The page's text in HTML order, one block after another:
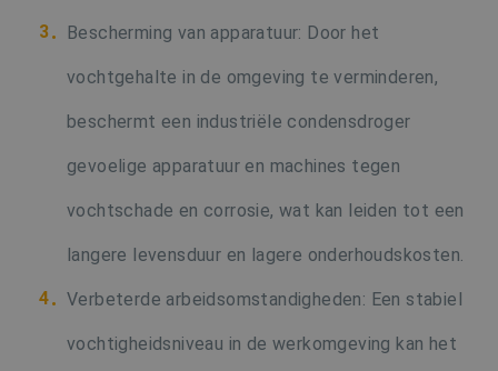
Bescherming van apparatuur: Door het
vochtgehalte in de omgeving te verminderen,
beschermt een industriële condensdroger
gevoelige apparatuur en machines tegen
vochtschade en corrosie, wat kan leiden tot een
langere levensduur en lagere onderhoudskosten.
Verbeterde arbeidsomstandigheden: Een stabiel
vochtigheidsniveau in de werkomgeving kan het